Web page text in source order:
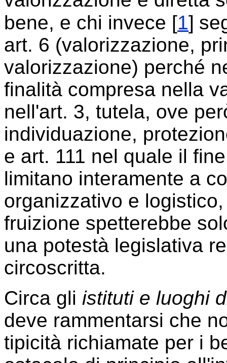
bene, e chi invece [1]
art. 6 (valorizzazione,
valorizzazione) perché
finalità compresa nella
nell'art. 3, tutela, ove
individuazione,
e art. 111 nel quale il
limitano interamente a
organizzativo e
fruizione spetterebbe
una potestà legislativa
circoscritta.
Circa gli istituti e luoghi
deve rammentarsi che
tipicità richiamate per i